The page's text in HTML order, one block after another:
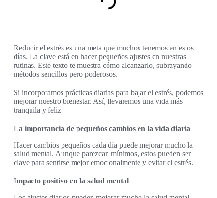
Reducir el estrés es una meta que muchos tenemos en estos
días. La clave está en hacer pequeños ajustes en nuestras
rutinas. Este texto te muestra cómo alcanzarlo, subrayando
métodos sencillos pero poderosos.
Si incorporamos prácticas diarias para bajar el estrés, podemos
mejorar nuestro bienestar. Así, llevaremos una vida más
tranquila y feliz.
La importancia de pequeños cambios en la vida diaria
Hacer cambios pequeños cada día puede mejorar mucho la
salud mental. Aunque parezcan mínimos, estos pueden ser
clave para sentirse mejor emocionalmente y evitar el estrés.
Impacto positivo en la salud mental